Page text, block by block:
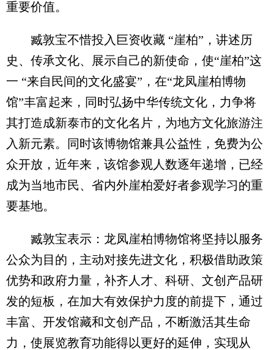
重要价值。
臧敦宝不惜投入巨资收藏 “崖柏”，讲述历
史、传承文化、展示自己的新使命，使“崖柏”这
一 “来自民间的文化盛宴”，在“龙凤崖柏博物
馆”丰富起来，同时弘扬中华传统文化，力争将
其打造成新泰市的文化名片，为地方文化旅游注
入新元素。同时该博物馆兼具公益性，免费为公
众开放，近年来，该馆参观人数逐年递增，已经
成为当地市民、省内外崖柏爱好者参观学习的重
要基地。
臧敦宝表示：龙凤崖柏博物馆将坚持以服务
公众为目的，主动对接先进文化，积极借助政策
优势和政府力量，补齐人才、科研、文创产品研
发的短板，在加大有效保护力度的前提下，通过
丰富、开发馆藏和文创产品，不断激活其生命
力，使展览教育功能得以更好的延伸，实现从